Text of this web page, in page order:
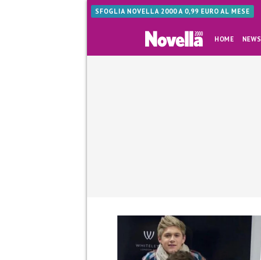
SFOGLIA NOVELLA 2000 A 0,99 EURO AL MESE
HOME NEWS